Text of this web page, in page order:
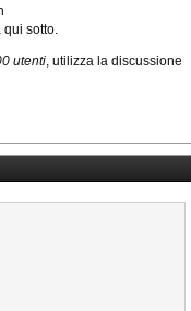
qui sotto.
utenti, utilizza la discussione